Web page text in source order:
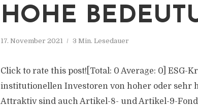
HOHE
17. November 2021 3 Min. Lesedauer
Click to rate this post![Total: 0 Average: 0] ESG-
institutionellen Investoren von hoher oder sehr
Attraktiv sind auch Artikel-8- und Artikel-9-